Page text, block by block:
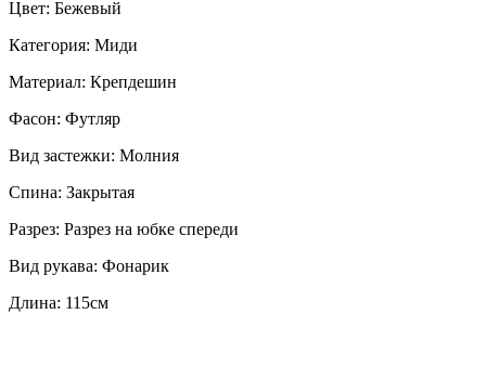
Цвет: Бежевый
Категория: Миди
Материал: Крепдешин
Фасон: Футляр
Вид застежки: Молния
Спина: Закрытая
Разрез: Разрез на юбке спереди
Вид рукава: Фонарик
Длина: 115см